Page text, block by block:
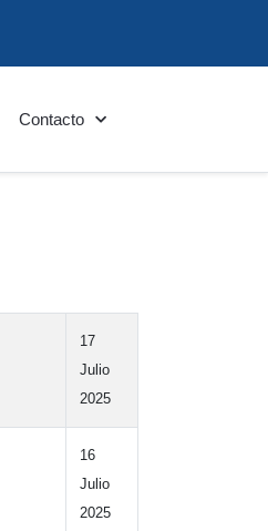
Contacto
17
Julio
2025
16
Julio
2025